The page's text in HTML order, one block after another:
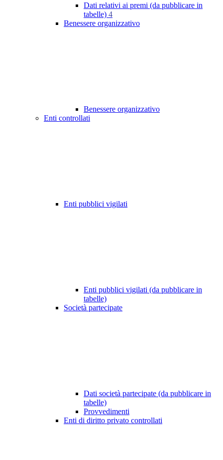
Dati relativi ai premi (da pubblicare in
tabelle) 4
Benessere organizzativo
Benessere organizzativo
Enti controllati
Enti pubblici vigilati
Enti pubblici vigilati (da pubblicare in
tabelle)
Società partecipate
Dati società partecipate (da pubblicare in
tabelle)
Provvedimenti
Enti di diritto privato controllati